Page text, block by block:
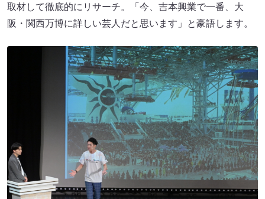
取材して徹底的にリサーチ。「今、吉本興業で一番、大
阪・関西万博に詳しい芸人だと思います」と豪語します。